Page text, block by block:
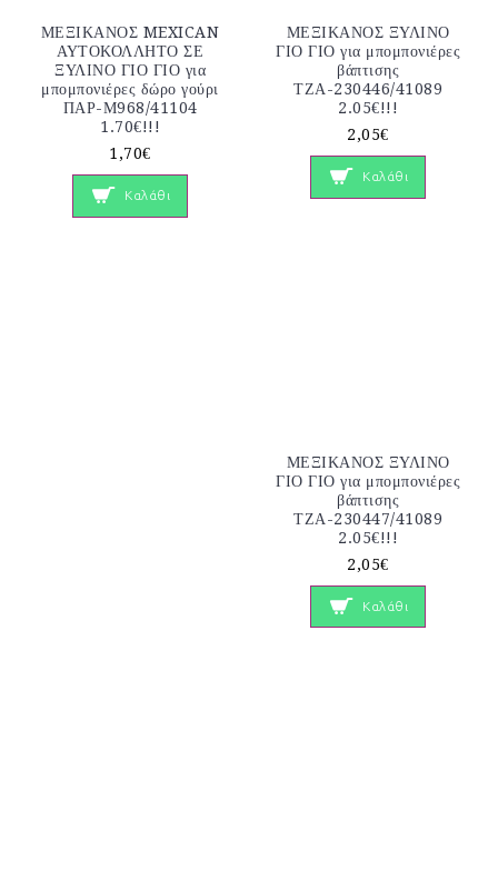
ΜΕΞΙΚΑΝΟΣ MEXICAN
ΑΥΤΟΚΟΛΛΗΤΟ ΣΕ
ΞΥΛΙΝΟ ΓΙΟ ΓΙΟ για
μπομπονιέρες δώρο γούρι
ΠΑΡ-Μ968/41104
1.70€!!!
1,70€
Καλάθι
ΜΕΞΙΚΑΝΟΣ ΞΥΛΙΝΟ
ΓΙΟ ΓΙΟ για μπομπονιέρες
βάπτισης
ΤΖΑ-230446/41089
2.05€!!!
2,05€
Καλάθι
ΜΕΞΙΚΑΝΟΣ ΞΥΛΙΝΟ
ΓΙΟ ΓΙΟ για μπομπονιέρες
βάπτισης
ΤΖΑ-230447/41089
2.05€!!!
2,05€
Καλάθι